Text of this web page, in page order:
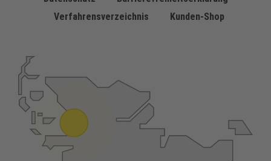
Verfahrensverzeichnis
Kunden-Shop